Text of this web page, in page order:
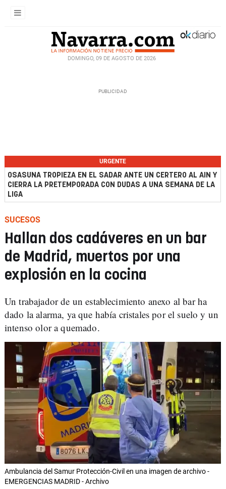
DOMINGO, 09 DE AGOSTO DE 2026
URGENTE
OSASUNA TROPIEZA EN EL SADAR ANTE UN CERTERO AL AIN Y
CIERRA LA PRETEMPORADA CON DUDAS A UNA SEMANA DE LA
LIGA
SUCESOS
Hallan dos cadáveres en un bar
de Madrid, muertos por una
explosión en la cocina
Un trabajador de un establecimiento anexo al bar ha
dado la alarma, ya que había cristales por el suelo y un
intenso olor a quemado.
Ambulancia del Samur Protección-Civil en una imagen de archivo -
EMERGENCIAS MADRID - Archivo